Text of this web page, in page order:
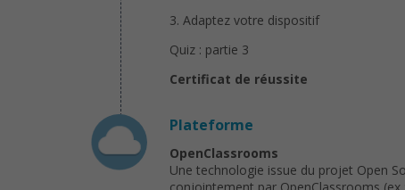
3. Adaptez votre dispositif
Quiz : partie 3
Certificat de réussite
Plateforme
OpenClassrooms
Une technologie issue du projet Open